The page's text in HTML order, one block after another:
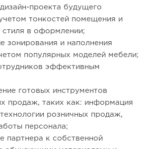
проекта будущего
тонкостей помещения и
в оформлении;
зонирования и наполнения
популярных моделей мебели;
эффективным
готовых инструментов
продаж, таких как: информация
розничных продаж,
персонала;
партнера к собственной